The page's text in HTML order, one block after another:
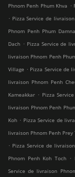
Phnom Penh Phum Khva .
. Pizza Service de
Phnom Penh Phum
Dach . Pizza Service de
livraison Phnom Penh
Village . Pizza Service de
livraison Phnom Penh
Kameakkar . Pizza
livraison Phnom Penh
Koh . Pizza Service de
livraison Phnom Penh Prey
. Pizza Service de
Phnom Penh Koh Toch
.
Service de livraison